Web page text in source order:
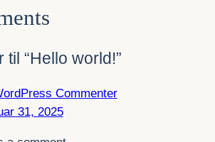
til “Hello world!”
Commenter
31, 2025